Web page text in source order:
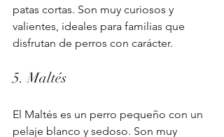
patas cortas. Son muy curiosos y
valientes, ideales para familias que
disfrutan de perros con carácter.
5. Maltés
El Maltés es un perro pequeño con un
pelaje blanco y sedoso. Son muy